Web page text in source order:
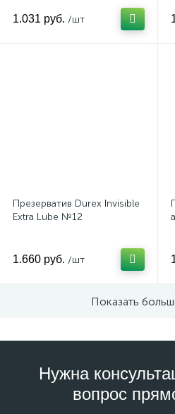
1.031 руб. /шт
Презерватив Durex Invisible
Extra Lube №12
1.660 руб. /шт
Показать
Нужна
вопрос